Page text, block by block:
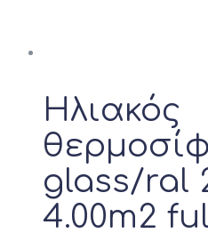
Ηλιακός
glass/ral
4.00m2